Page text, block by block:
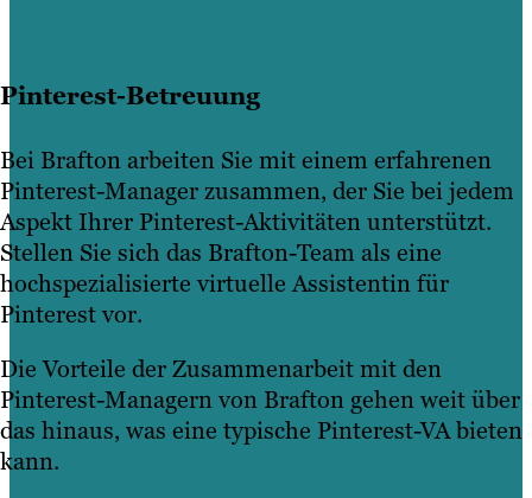
Pinterest-Betreuung
Bei Brafton arbeiten Sie mit einem erfahrenen
Pinterest-Manager zusammen, der Sie bei jedem
Aspekt Ihrer Pinterest-Aktivitäten unterstützt.
Stellen Sie sich das Brafton-Team als eine
hochspezialisierte virtuelle Assistentin für
Pinterest vor.
Die Vorteile der Zusammenarbeit mit den
Pinterest-Managern von Brafton gehen weit über
das hinaus, was eine typische Pinterest-VA bieten
kann.